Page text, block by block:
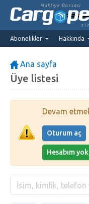
Nakliye Borsasi
Abonelikler Hakkında
Ana sayfa
Üye listesi
Devam
Oturum aç
Hesabım